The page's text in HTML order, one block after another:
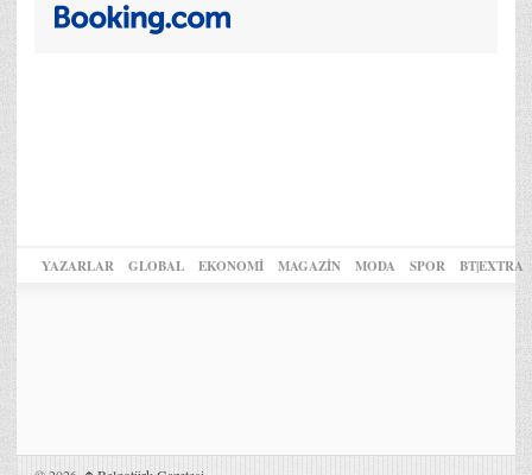
YAZARLAR GLOBAL EKONOMİ MAGAZİN MODA SPOR BT|EXTRA